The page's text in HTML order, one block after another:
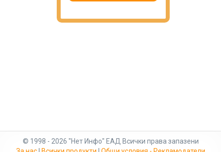
© 1998 - 2026 "Нет Инфо" ЕАД Всички права запазени